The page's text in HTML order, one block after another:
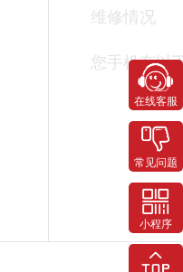
维修情况
您手机有以
在线客服
常见问题
小程序